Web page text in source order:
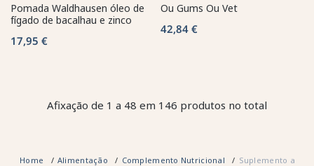
Pomada Waldhausen óleo de
fígado de bacalhau e zinco
17,95 €
Ou Gums Ou Vet
42,84 €
Afixação de 1 a 48 em 146 produtos no total
Home Alimentação Complemento Nutricional Suplemento